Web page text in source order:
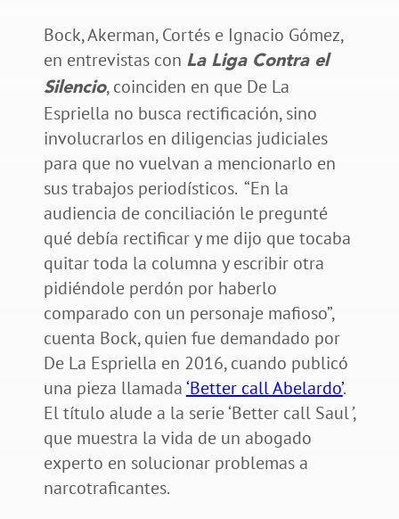
Bock, Akerman, Cortés e Ignacio Gómez,
en entrevistas con La Liga Contra el
Silencio, coinciden en que De La
Espriella no busca rectificación, sino
involucrarlos en diligencias judiciales
para que no vuelvan a mencionarlo en
sus trabajos periodísticos. “En la
audiencia de conciliación le pregunté
qué debía rectificar y me dijo que tocaba
quitar toda la columna y escribir otra
pidiéndole perdón por haberlo
comparado con un personaje mafioso”,
cuenta Bock, quien fue demandado por
De La Espriella en 2016, cuando publicó
una pieza llamada‘Better call Abelardo’.
El título alude a la serie ‘Better call Saul’,
que muestra la vida de un abogado
experto en solucionar problemas a
narcotraficantes.